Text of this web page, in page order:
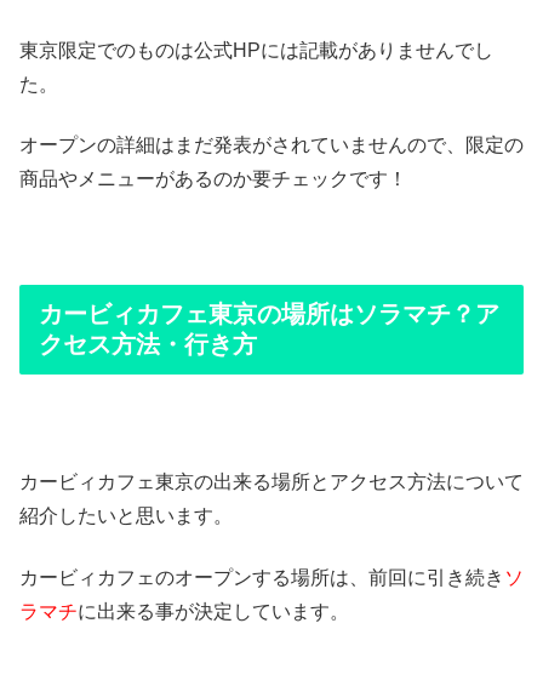
東京限定でのものは公式HPには記載がありませんでし
た。
オープンの詳細はまだ発表がされていませんので、限定の
商品やメニューがあるのか要チェックです！
カービィカフェ東京の場所はソラマチ？ア
クセス方法・行き方
カービィカフェ東京の出来る場所とアクセス方法について
紹介したいと思います。
カービィカフェのオープンする場所は、前回に引き続き ソ
ラマチに出来る事が決定しています。